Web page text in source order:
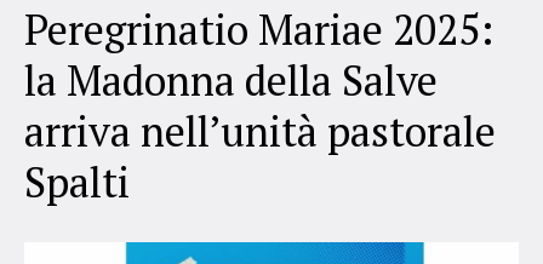
Peregrinatio Mariae 2025:
la Madonna della Salve
arriva nell’unità pastorale
Spalti